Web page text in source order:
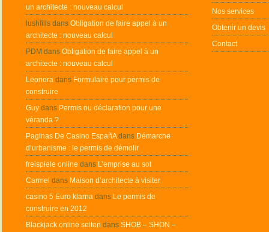
un architecte : nouveau calcul
lushfills dans Obligation de faire appel à un
architecte : nouveau calcul
PDM dans Obligation de faire appel à un
architecte : nouveau calcul
Leonora dans Formulaire pour permis de
construire
Guy dans Permis ou déclaration pour une
véranda ?
Paginas De Casino EspañAdans Démarche
d’urbanisme : le permis de démolir
freispiele online dans L’emprise au sol
Carmel dans Maison d’architecte à visiter
casino 5 Euro klarna dans Le permis de
construire en 2012
Blackjack online seiten dans SHOB – SHON –
Nos services
Obtenir un devis
Contact